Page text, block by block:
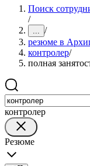
Поиск
/
... /
резюме в
контролер/
полная
контролер
Резюме